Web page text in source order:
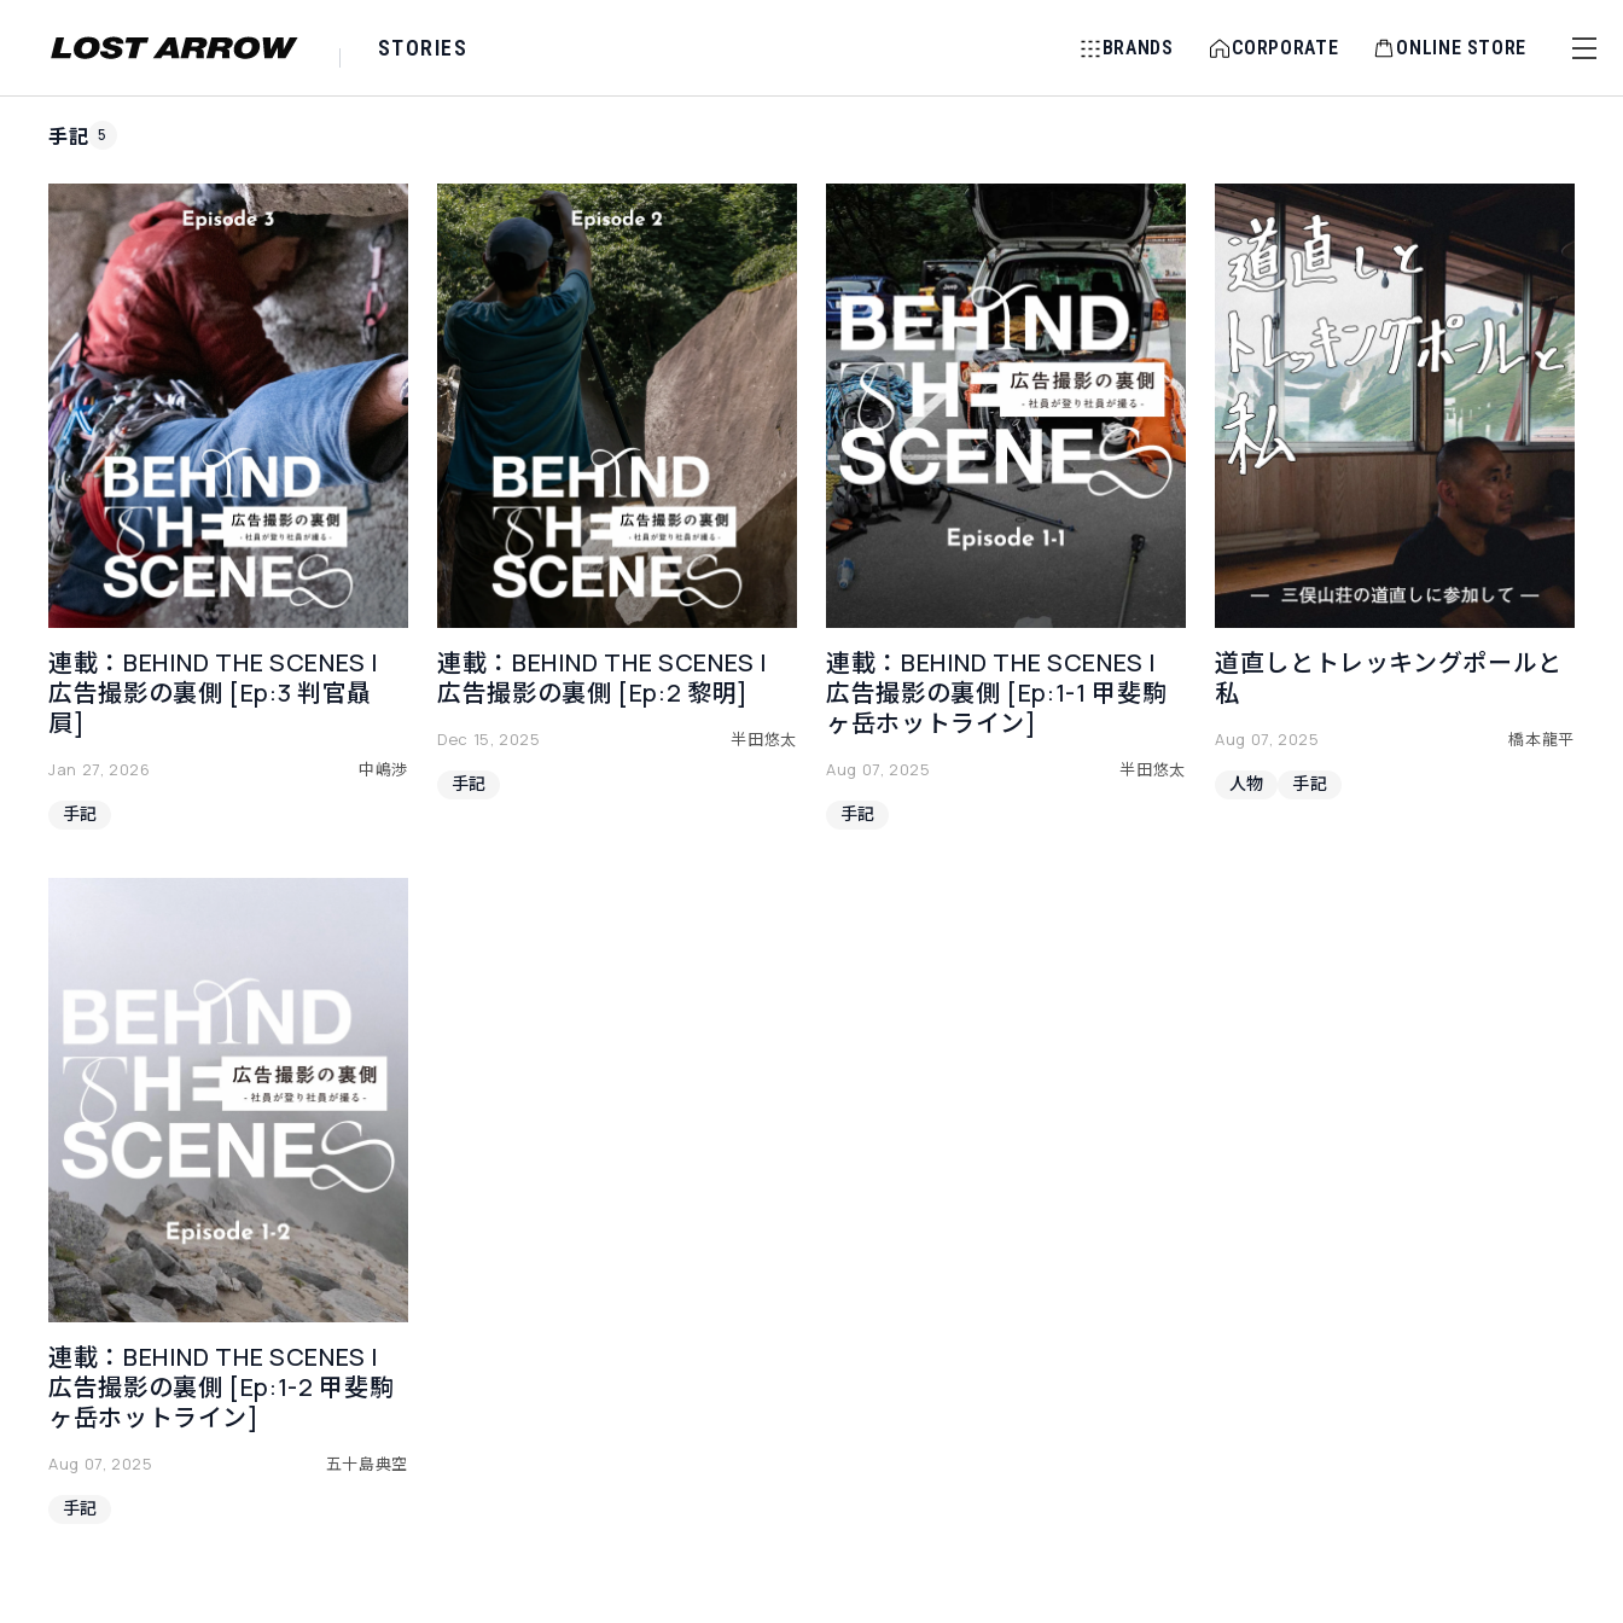
STORIES BRANDS CORPORATE ONLINE STORE
Home
手記 5
連載：BEHIND THE SCENES |
広告撮影の裏側 [Ep:3 判官贔
屓]
Jan 27, 2026 中嶋渉
手記
連載：BEHIND THE SCENES |
広告撮影の裏側 [Ep:2 黎明]
Dec 15, 2025 半田悠太
手記
連載：BEHIND THE SCENES |
広告撮影の裏側 [Ep:1-1 甲斐駒
ヶ岳ホットライン]
Aug 07, 2025 半田悠太
手記
道直しとトレッキングポールと
私
Aug 07, 2025 橋本龍平
人物 手記
連載：BEHIND THE SCENES |
広告撮影の裏側 [Ep:1-2 甲斐駒
ヶ岳ホットライン]
Aug 07, 2025 五十島典空
手記